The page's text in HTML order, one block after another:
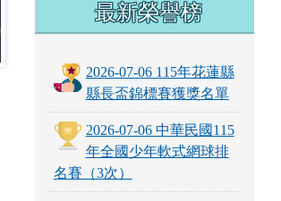
最新榮譽榜
2026-07-06 115年花蓮縣
縣長盃錦標賽獲獎名單
2026-07-06 中華民國115
年全國少年軟式網球排
名賽（3次）